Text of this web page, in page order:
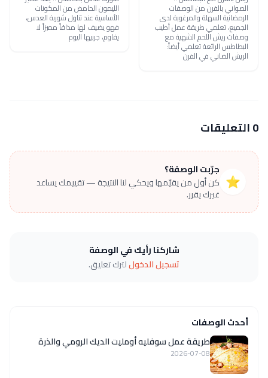
الصواني بالفرن من الوصفات
الرمضانية السهلة والمرغوبة لدى
الجميع، تعلمي طريقة عمل أطيب
وصفات ريش اللحم الشهية مع
البطاطس الرائعة تعلمي أيضاً:
الريش الضاني في الفرن
الليمون الحامض من المكونات
الأساسية عند تناول شوربة العدس،
فهو يضيف لها مذاقاً مميزاً لا
يقاوم، جربيها اليوم
0 التعليقات
⭐
جرّبت الوصفة؟
كن أول من يقيّمها ويحكي لنا النتيجة — تقييمك يساعد
غيرك يقرر.
شاركنا رأيك في الوصفة
تسجيل الدخوللترك تعليق.
أحدث الوصفات
طريقة عمل سوفليه أومليت الديك الرومي والذرة
2026-07-08